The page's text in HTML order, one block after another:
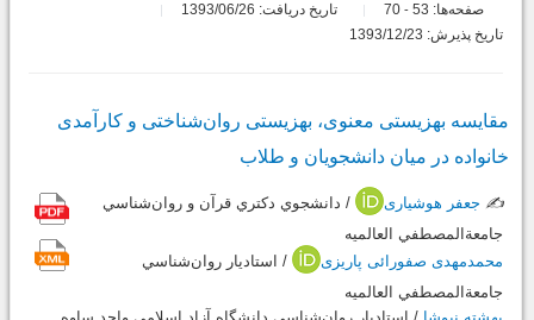
صفحه‌ها: 53
-
تاریخ دریافت: 1393/06/26
تاریخ پذیرش: 1393/12/23
مقایسه بهزیستی معنوی، بهزیستی روان‌شناختی و کارآمدی
خانواده در میان دانشجویان و طلاب
✍️ جعفر هوشیاری
/ دانشجوي دكتري قرآن و روان‌شناسي
جامعة‌المصطفي العالميه
محمدمهدی صفورائی پاریزی
/ استاديار روان‌شناسي
جامعة‌المصطفي العالميه